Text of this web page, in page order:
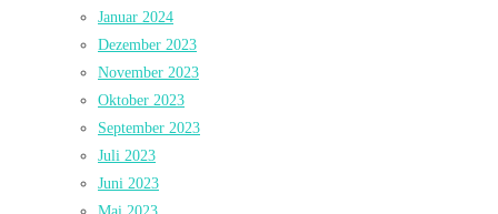
Januar 2024
Dezember 2023
November 2023
Oktober 2023
September 2023
Juli 2023
Juni 2023